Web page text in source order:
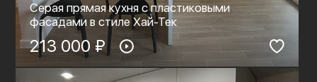
Серая прямая кухня с пластиковыми
фасадами в стиле Хай-Тек
213 000 ₽